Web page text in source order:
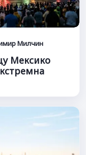
Милчин
Мексико